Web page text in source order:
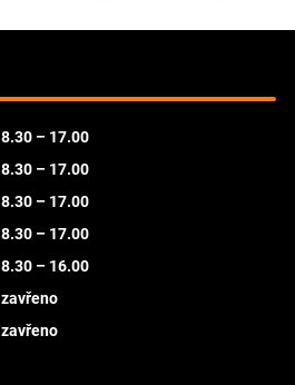
8.30 – 17.00
8.30 – 17.00
8.30 – 17.00
8.30 – 17.00
8.30 – 16.00
zavřeno
zavřeno